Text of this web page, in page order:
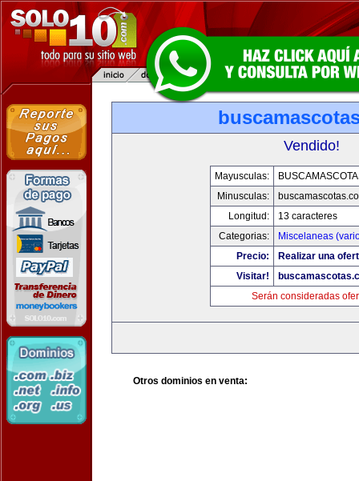
Vendido!
Mayusculas:
Minusculas:
Longitud:
13 caracteres
Categorias:
Miscelaneas
Precio:
Realizar una
Visitar!
Serán consideradas
Otros dominios en venta: